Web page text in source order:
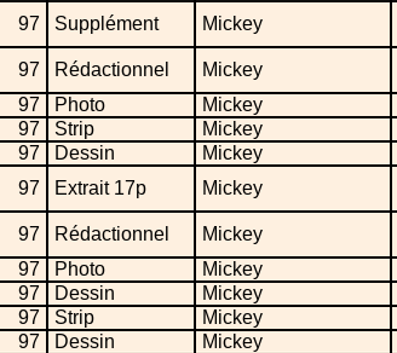
97 Supplément Mickey
97
Rédactionnel Mickey
97
Photo Mickey
97
Strip Mickey
97
Dessin Mickey
97
Extrait 17p Mickey
97 Rédactionnel Mickey
97
Photo Mickey
97
Dessin Mickey
97
Strip Mickey
97
Dessin Mickey